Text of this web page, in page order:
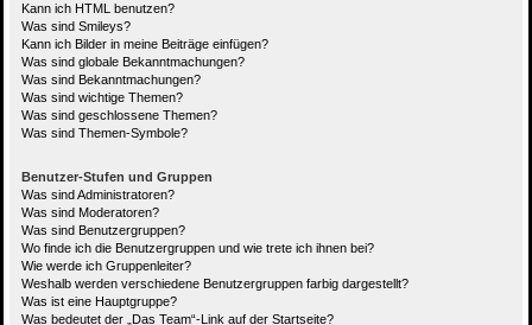
Kann ich HTML benutzen?
Was sind Smileys?
Kann ich Bilder in meine Beiträge einfügen?
Was sind globale Bekanntmachungen?
Was sind Bekanntmachungen?
Was sind wichtige Themen?
Was sind geschlossene Themen?
Was sind Themen-Symbole?
Benutzer-Stufen und Gruppen
Was sind Administratoren?
Was sind Moderatoren?
Was sind Benutzergruppen?
Wo finde ich die Benutzergruppen und wie trete ich ihnen bei?
Wie werde ich Gruppenleiter?
Weshalb werden verschiedene Benutzergruppen farbig dargestellt?
Was ist eine Hauptgruppe?
Was bedeutet der „Das Team“-Link auf der Startseite?